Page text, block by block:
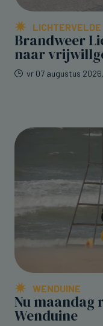
LICHTERVELDE
Brandweer
naar
vr 07 augustus
WENDUINE
Nu maandag
Wenduine